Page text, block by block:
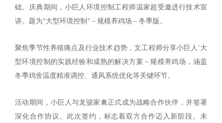
础。庆典期间，小巨人环境控制工程师温家超受邀进行技术宣
讲。题为“大型环境控制” － 规模养鸡场 – 冬季版。
聚焦季节性养殖痛点及行业技术趋势，文工程师分享小巨人’大
型环境控制的实践经验和成熟的解决方案 － 规模养鸡场，涵盖
冬季鸡舍温度精准调控、通风系统优化等关键环节。
活动期间，小巨人与龙骏家禽正式成为战略合作伙伴，并签署
深化合作协议。此次签约，标志着双方合作迈入新阶段。未